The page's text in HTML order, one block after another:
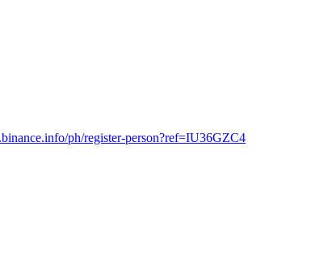
ph/register-person?ref=IU36GZC4